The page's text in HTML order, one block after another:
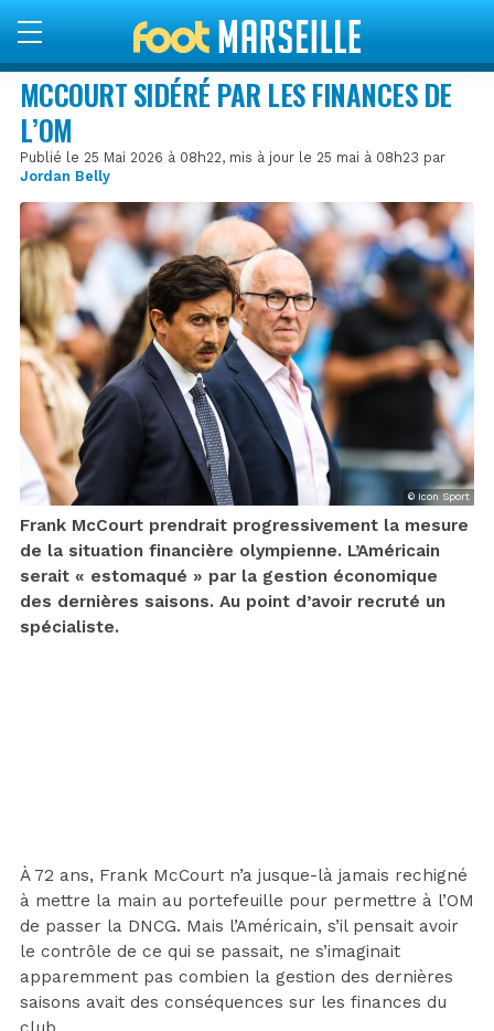
MCCOURT SIDÉRÉ PAR LES FINANCES DE
L’OM
Publié le 25 Mai 2026 à 08h22, mis à jour le 25 mai à 08h23 par
Jordan Belly
© Icon Sport
Frank McCourt prendrait progressivement la mesure
de la situation financière olympienne. L’Américain
serait « estomaqué » par la gestion économique
des dernières saisons. Au point d’avoir recruté un
spécialiste.
À 72 ans, Frank McCourt n’a jusque-là jamais rechigné
à mettre la main au portefeuille pour permettre à l’OM
de passer la DNCG. Mais l’Américain, s’il pensait avoir
le contrôle de ce qui se passait, ne s’imaginait
apparemment pas combien la gestion des dernières
saisons avait des conséquences sur les finances du